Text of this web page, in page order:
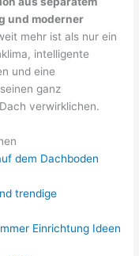
und moderner
mehr ist als nur ein
intelligente
und eine
ganz
verwirklichen.
dem Dachboden
trendige
Einrichtung Ideen